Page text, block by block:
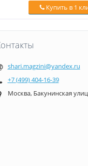
Купить в 1
shari.magzini@yandex.ru
+7 (499) 404-16-39
Москва, Бакунинская